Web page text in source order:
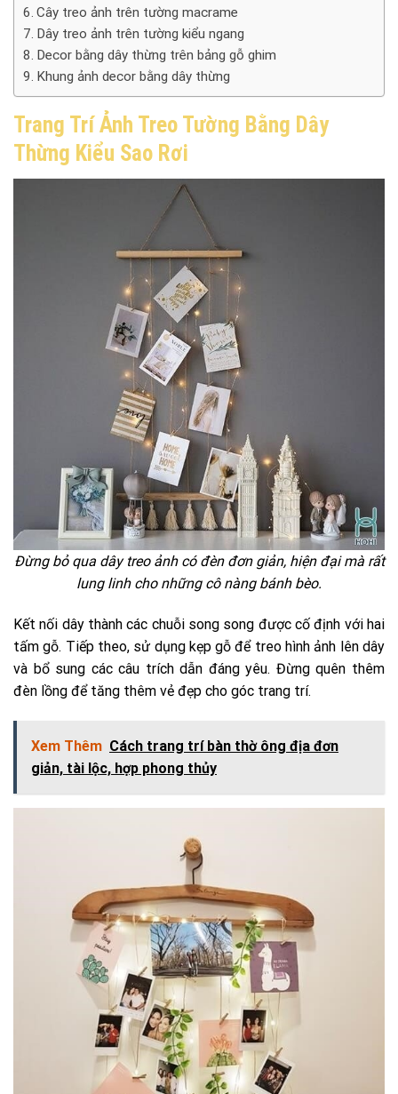
Cây treo ảnh trên tường macrame
Dây treo ảnh trên tường kiểu ngang
Decor bằng dây thừng trên bảng gỗ ghim
Khung ảnh decor bằng dây thừng
Trang Trí Ảnh Treo Tường Bằng Dây
Thừng Kiểu Sao Rơi
Đừng bỏ qua dây treo ảnh có đèn đơn giản, hiện đại mà rất
lung linh cho những cô nàng bánh bèo.
Kết nối dây thành các chuỗi song song được cố định với hai
tấm gỗ. Tiếp theo, sử dụng kẹp gỗ để treo hình ảnh lên dây
và bổ sung các câu trích dẫn đáng yêu. Đừng quên thêm
đèn lồng để tăng thêm vẻ đẹp cho góc trang trí.
Xem Thêm Cách trang trí bàn thờ ông địa đơn
giản, tài lộc, hợp phong thủy